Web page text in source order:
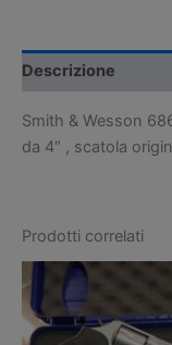
Descrizione
Smith & Wesson
da 4″ , scatola
Prodotti correlati